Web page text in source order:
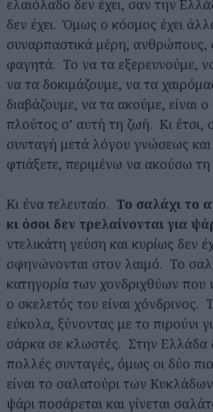
ελαιόλαδο δεν έχει, σαν την
δεν έχει. Όμως ο κόσμος έχει
συναρπαστικά μέρη, ανθρώπους,
φαγητά. Το να τα εξερευνούμε,
να τα δοκιμάζουμε, να τα
διαβάζουμε, να τα ακούμε, είναι
πλούτος σ’ αυτή τη ζωή. Κι έτσι,
συνταγή μετά λόγου γνώσεως
φτιάξετε, περιμένω να ακούσω
Κι ένα τελευταίο. Το σαλάχι το
κι όσοι δεν τρελαίνονται για
ντελικάτη γεύση και κυρίως δεν
σφηνώνονται στον λαιμό. Το
κατηγορία των χονδριχθύων που
ο σκελετός του είναι χόνδρινος.
εύκολα, ξύνοντας με το πιρούνι
σάρκα σε κλωστές. Στην Ελλάδα
πολλές συνταγές, όμως οι δύο
είναι το σαλατούρι των
ψάρι ποσάρεται και γίνεται